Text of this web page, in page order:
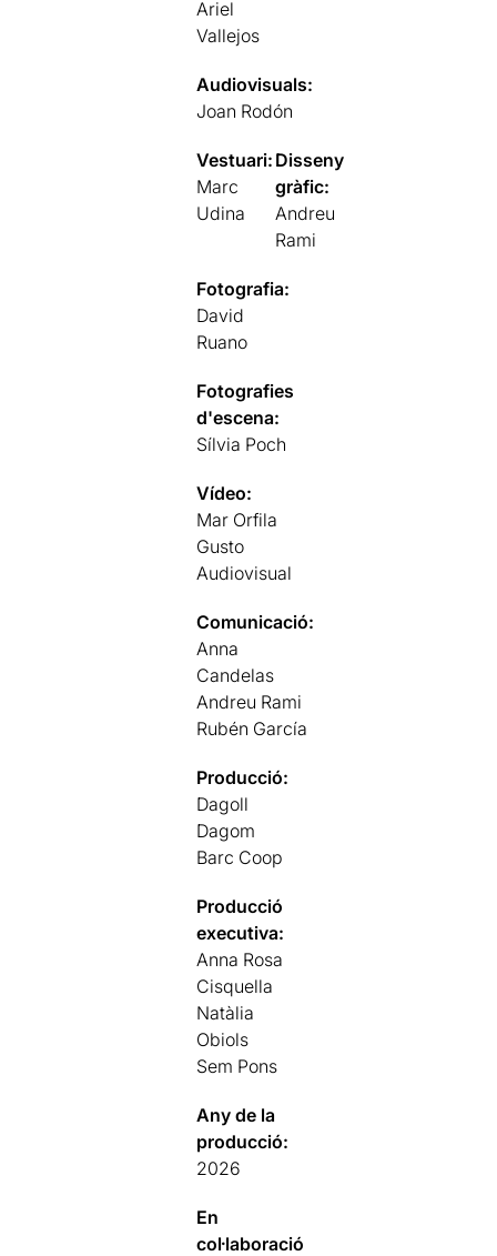
Ariel
Vallejos
Audiovisuals:
Joan Rodón
Vestuari:
Marc
Udina
Disseny
gràfic:
Andreu
Rami
Fotografia:
David
Ruano
Fotografies
d'escena:
Sílvia Poch
Vídeo:
Mar Orfila
Gusto
Audiovisual
Comunicació:
Anna
Candelas
Andreu Rami
Rubén García
Producció:
Dagoll
Dagom
Barc Coop
Producció
executiva:
Anna Rosa
Cisquella
Natàlia
Obiols
Sem Pons
Any de la
producció:
2026
En
col·laboració